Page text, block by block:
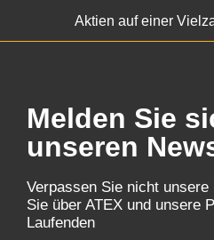
Aktien auf einer
Melden Sie
unseren
Verpassen Sie nicht
Sie über ATEX und unsere
Laufenden